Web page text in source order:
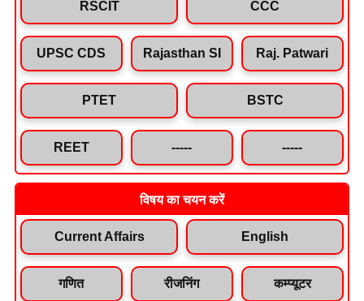
RSCIT CCC
UPSC CDS Rajasthan SI Raj. Patwari
PTET BSTC
REET ----- -----
विषय का चयन करें
Current Affairs English
गणित रीजनिंग कम्प्यूटर